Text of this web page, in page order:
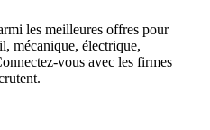
les meilleures offres pour
mécanique, électrique,
vous avec les firmes